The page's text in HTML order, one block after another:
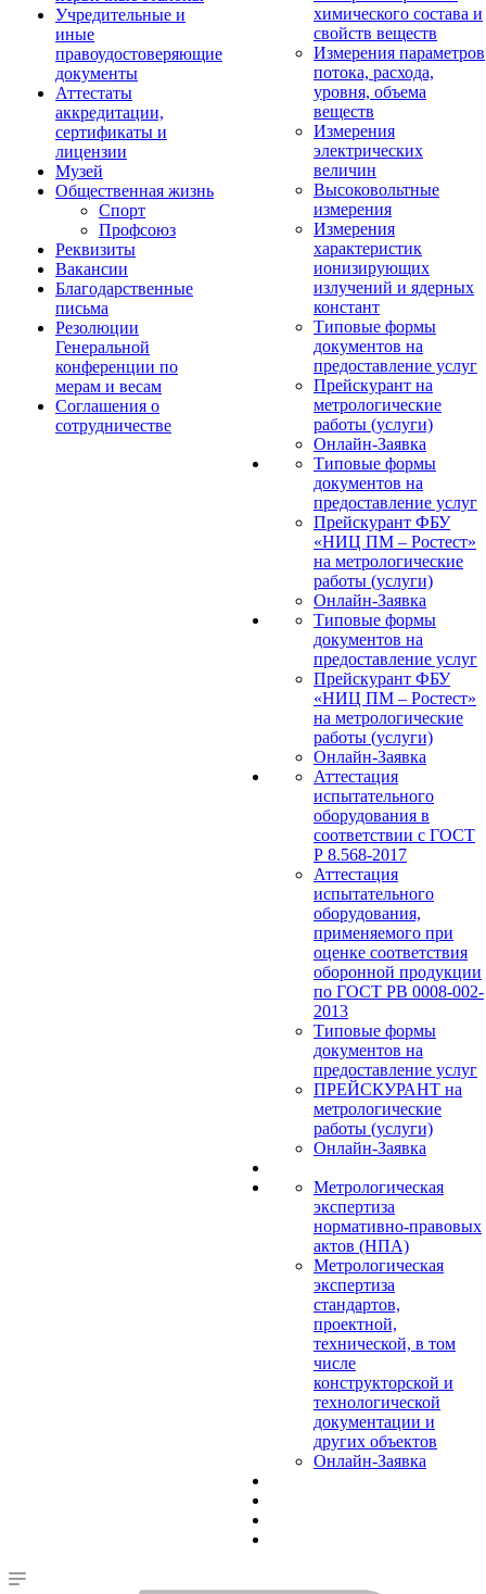
Учредительные и
иные
правоудостоверяющие
документы
Аттестаты
аккредитации,
сертификаты и
лицензии
Музей
Общественная жизнь
Спорт
Профсоюз
Реквизиты
Вакансии
Благодарственные
письма
Резолюции
Генеральной
конференции по
мерам и весам
Соглашения о
сотрудничестве
химического состава и
свойств веществ
Измерения параметров
потока, расхода,
уровня, объема
веществ
Измерения
электрических
величин
Высоковольтные
измерения
Измерения
характеристик
ионизирующих
излучений и ядерных
констант
Типовые формы
документов на
предоставление услуг
Прейскурант на
метрологические
работы (услуги)
Онлайн-Заявка
Типовые формы
документов на
предоставление услуг
Прейскурант ФБУ
«НИЦ ПМ – Ростест»
на метрологические
работы (услуги)
Онлайн-Заявка
Типовые формы
документов на
предоставление услуг
Прейскурант ФБУ
«НИЦ ПМ – Ростест»
на метрологические
работы (услуги)
Онлайн-Заявка
Аттестация
испытательного
оборудования в
соответствии с ГОСТ
Р 8.568-2017
Аттестация
испытательного
оборудования,
применяемого при
оценке соответствия
оборонной продукции
по ГОСТ РВ 0008-002-
2013
Типовые формы
документов на
предоставление услуг
ПРЕЙСКУРАНТ на
метрологические
работы (услуги)
Онлайн-Заявка
Метрологическая
экспертиза
нормативно-правовых
актов (НПА)
Метрологическая
экспертиза
стандартов,
проектной,
технической, в том
числе
конструкторской и
технологической
документации и
других объектов
Онлайн-Заявка